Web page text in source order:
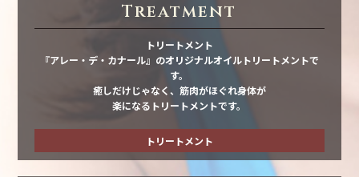
Treatment
トリートメント
『アレー・デ・カナール』のオリジナルオイルトリートメントで
す。
癒しだけじゃなく、筋肉がほぐれ身体が
楽になるトリートメントです。
トリートメント